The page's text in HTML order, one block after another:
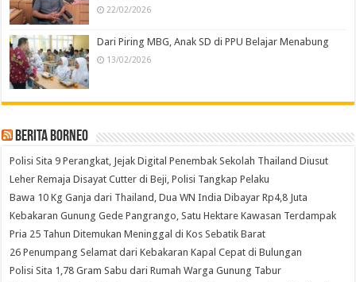
22/02/2026
Dari Piring MBG, Anak SD di PPU Belajar Menabung
13/02/2026
Berita Borneo
Polisi Sita 9 Perangkat, Jejak Digital Penembak Sekolah Thailand Diusut
Leher Remaja Disayat Cutter di Beji, Polisi Tangkap Pelaku
Bawa 10 Kg Ganja dari Thailand, Dua WN India Dibayar Rp4,8 Juta
Kebakaran Gunung Gede Pangrango, Satu Hektare Kawasan Terdampak
Pria 25 Tahun Ditemukan Meninggal di Kos Sebatik Barat
26 Penumpang Selamat dari Kebakaran Kapal Cepat di Bulungan
Polisi Sita 1,78 Gram Sabu dari Rumah Warga Gunung Tabur